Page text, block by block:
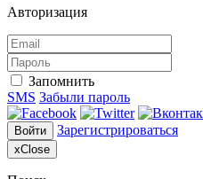
Авторизация
Запомнить
SMS Забыли пароль
Войти Зарегистрироваться
xClose